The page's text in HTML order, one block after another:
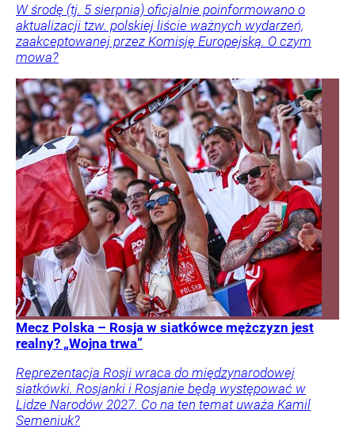
W środę (tj. 5 sierpnia) oficjalnie poinformowano o
aktualizacji tzw. polskiej liście ważnych wydarzeń,
zaakceptowanej przez Komisję Europejską. O czym
mowa?
Mecz Polska – Rosja w siatkówce mężczyzn jest
realny? „Wojna trwa”
Reprezentacja Rosji wraca do międzynarodowej
siatkówki. Rosjanki i Rosjanie będą występować w
Lidze Narodów 2027. Co na ten temat uważa Kamil
Semeniuk?